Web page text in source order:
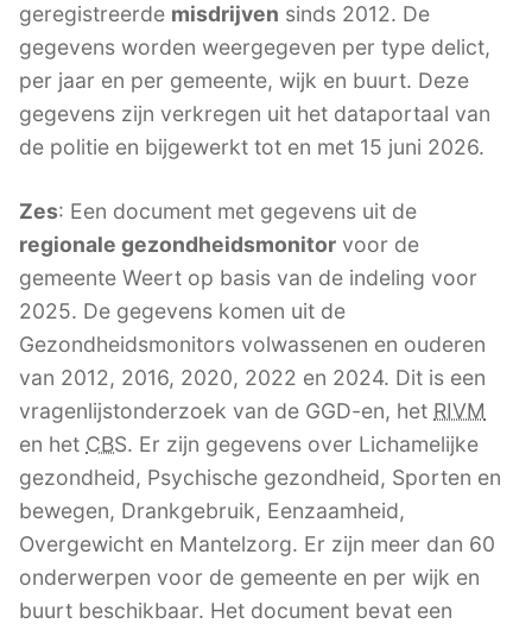
geregistreerde misdrijven sinds 2012. De
gegevens worden weergegeven per type delict,
per jaar en per gemeente, wijk en buurt. Deze
gegevens zijn verkregen uit het dataportaal van
de politie en bijgewerkt tot en met 15 juni 2026.
Zes: Een document met gegevens uit de
regionale gezondheidsmonitor voor de
gemeente Weert op basis van de indeling voor
2025. De gegevens komen uit de
Gezondheidsmonitors volwassenen en ouderen
van 2012, 2016, 2020, 2022 en 2024. Dit is een
vragenlijstonderzoek van de GGD-en, het RIVM
en het CBS. Er zijn gegevens over Lichamelijke
gezondheid, Psychische gezondheid, Sporten en
bewegen, Drankgebruik, Eenzaamheid,
Overgewicht en Mantelzorg. Er zijn meer dan 60
onderwerpen voor de gemeente en per wijk en
buurt beschikbaar. Het document bevat een